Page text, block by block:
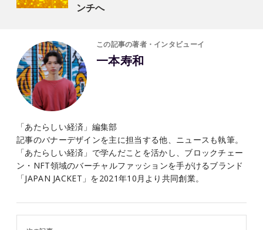
ンチへ
この記事の著者・インタビューイ
一本寿和
「あたらしい経済」編集部
記事のバナーデザインを主に担当する他、ニュースも執筆。
「あたらしい経済」で学んだことを活かし、ブロックチェー
ン・NFT領域のバーチャルファッションを手がけるブランド
「JAPAN JACKET」を2021年10月より共同創業。